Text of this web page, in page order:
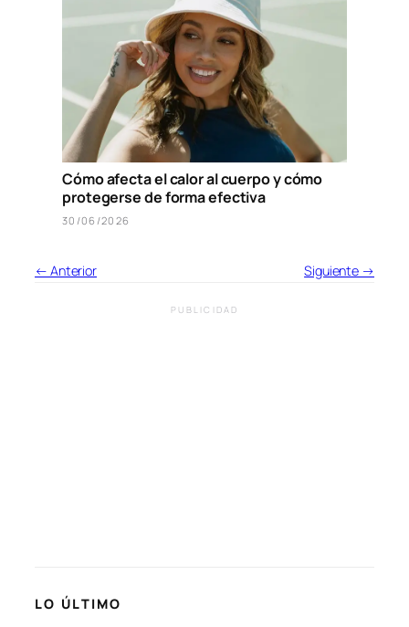
Cómo afecta el calor al cuerpo y cómo
protegerse de forma efectiva
30/06/2026
← Anterior Siguiente →
PUBLICIDAD
LO ÚLTIMO